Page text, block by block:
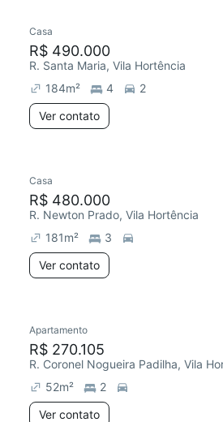
Casa
R$ 490.000
R. Santa Maria, Vila Hortência
184m² 4
2
Ver contato
Casa
R$ 480.000
R. Newton Prado, Vila Hortência
181m²
3
Ver contato
Apartamento
R$ 270.105
R. Coronel Nogueira Padilha, Vila
52m²
2
Ver contato